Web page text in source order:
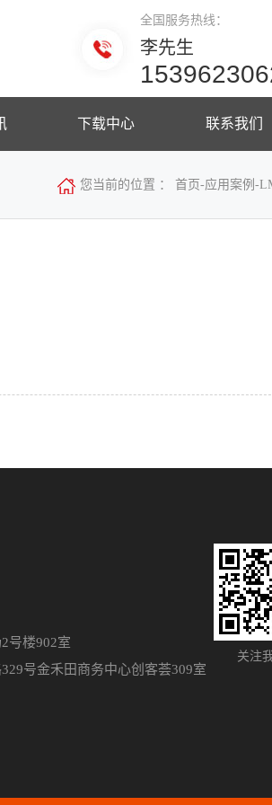
全国服务热线：
李先生
下载中心 联系我们
您当前的位置 ： 首页-应用案例 -
号楼902室
号金禾田商务中心创客荟309室
关注